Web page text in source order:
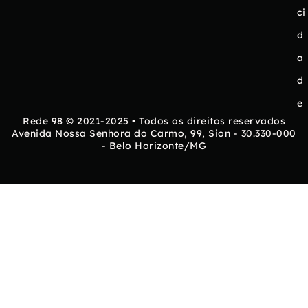
ci
d
a
d
e
Rede 98 © 2021-2025 • Todos os direitos reservados
Avenida Nossa Senhora do Carmo, 99, Sion - 30.330-000
- Belo Horizonte/MG